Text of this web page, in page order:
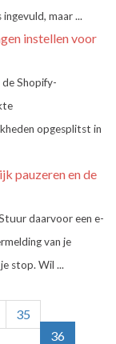
maar ...
instellen voor
Shopify-
opgesplitst in
pauzeren en de
daarvoor een e-
van je
stop. Wil ...
35
36